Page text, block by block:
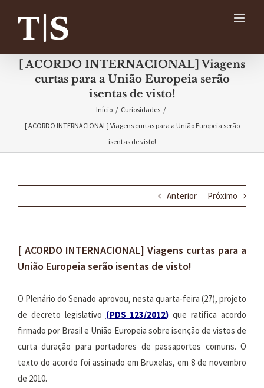
conteúdo
[ ACORDO INTERNACIONAL] Viagens
curtas para a União Europeia serão
isentas de visto!
Início / Curiosidades /
[ ACORDO INTERNACIONAL] Viagens curtas para a União Europeia serão
isentas de visto!
Anterior Próximo
[ ACORDO INTERNACIONAL] Viagens curtas para a
União Europeia serão isentas de visto!
O Plenário do Senado aprovou, nesta quarta-feira (27), projeto
de decreto legislativo (PDS 123/2012) que ratifica acordo
firmado por Brasil e União Europeia sobre isenção de vistos de
curta duração para portadores de passaportes comuns. O
texto do acordo foi assinado em Bruxelas, em 8 de novembro
de 2010.